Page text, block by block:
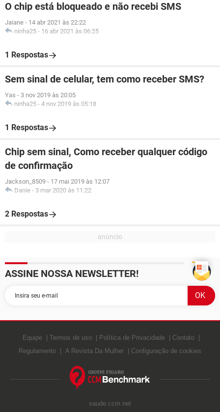
O chip está bloqueado e não recebi SMS
Jaiane - 14 abr 2021 às 22:22
ninha25 - 16 abr 2021 às 06:25
1 Respostas
Sem sinal de celular, tem como receber SMS?
Yas - 3 nov 2019 às 20:05
ninha25 - 4 nov 2019 às 05:18
1 Respostas
Chip sem sinal, Como receber qualquer código
de confirmação
Jackson_8509 - 17 mai 2019 às 12:07
Danie - 3 mar 2020 às 11:22
2 Respostas
ASSINE NOSSA NEWSLETTER!
Equipe Termos de uso Política de Privacidade
Contato
Regulamento
A Revista Da Mulher Configuração de cookies
saude.ccm.net